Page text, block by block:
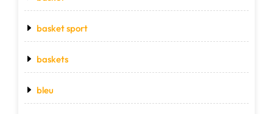
basket sport
baskets
bleu